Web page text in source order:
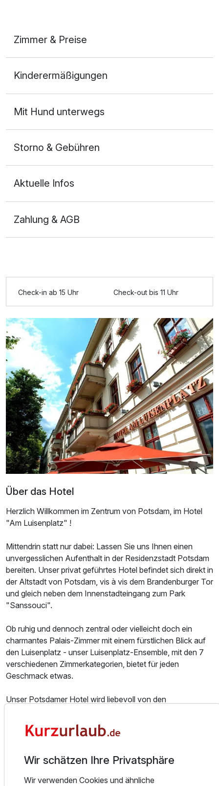
Zimmer & Preise
2 Erwachsene
Ausstattung
Für 3 Tage p.P. ab299,00 €
Kinderermäßigungen
Mit Hund unterwegs
Storno & Gebühren
Aktuelle Infos
Zahlung & AGB
Check-in ab 15 Uhr Check-out bis 11 Uhr
Über das Hotel
Herzlich Willkommen im Zentrum von Potsdam, im Hotel
"Am Luisenplatz" !
Mittendrin statt nur dabei: Lassen Sie uns Ihnen einen
unvergesslichen Aufenthalt in der Residenzstadt Potsdam
bereiten. Unser privat geführtes Hotel befindet sich direkt in
der Altstadt von Potsdam, vis à vis dem Brandenburger Tor
und gleich neben dem Innenstadteingang zum Park
"Sanssouci".
Ob ruhig und dennoch zentral oder vielleicht doch ein
charmantes Palais-Zimmer mit einem fürstlichen Blick auf
den Luisenplatz - unser Luisenplatz-Ensemble, mit den 7
verschiedenen Zimmerkategorien, bietet für jeden
Geschmack etwas.
Unser Potsdamer Hotel wird liebevoll von den
besten aus, was wir Ihnen geben wollen: Ein Zuhause in
einer reizvollen Stadt, die so viele Sehenswürdigkeiten
aufzuzählen. Unser größtes Bestreben ist es, dass Sie sich
Wir schätzen Ihre Privatsphäre
Wir verwenden Cookies und ähnliche